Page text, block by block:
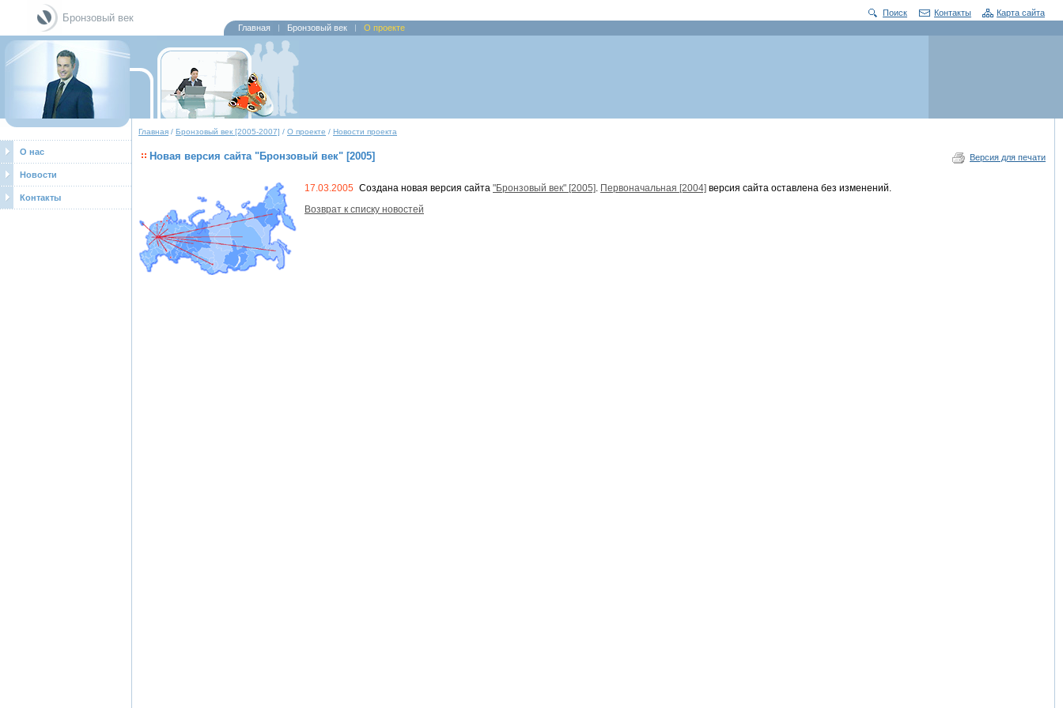
Бронзовый век Поиск Контакты
Карта сайта
Главная
Бронзовый век О проекте
О нас
Новости
Контакты
Главная / Бронзовый век [2005-2007] / О проекте / Новости проекта
Новая версия сайта "Бронзовый век" [2005] Версия для печати
17.03.2005 Создана новая версия сайта "Бронзовый век" [2005]. Первоначальная [2004] версия сайта оставлена без изменений.
Возврат к списку новостей